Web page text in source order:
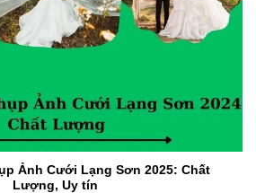
Ảnh Cưới Lạng Sơn 2025: Chất
Lượng, Uy tín